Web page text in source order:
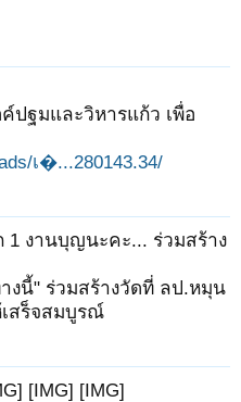
ปฐมและวิหารแก้ว เพื่อ
เ�...280143.34/
1 งานบุญนะคะ... ร่วมสร้าง
นี้" ร่วมสร้างวัดที่ ลป.หมุน
สร็จสมบูรณ์
[IMG] [IMG]